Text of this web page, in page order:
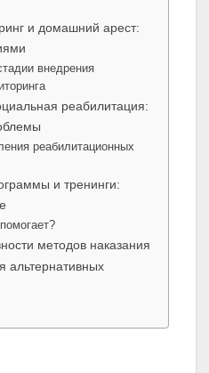
и домашний арест:
внедрения
реабилитация:
реабилитационных
и тренинги:
методов наказания
альтернативных